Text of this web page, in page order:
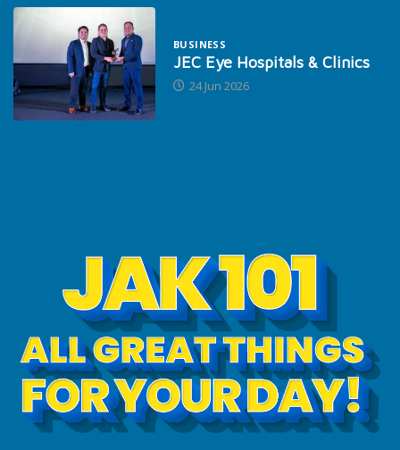
BUSINESS
JEC Eye Hospitals & Clinics
24 Jun 2026